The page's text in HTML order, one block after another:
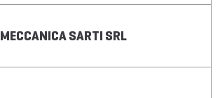
MECCANICA SARTI SRL